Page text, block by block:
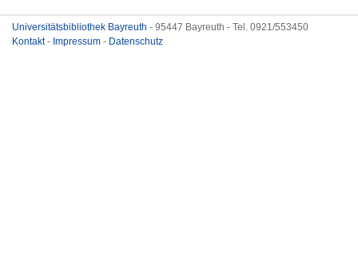
Universitätsbibliothek Bayreuth - 95447 Bayreuth - Tel. 0921/553450
Kontakt- Impressum - Datenschutz